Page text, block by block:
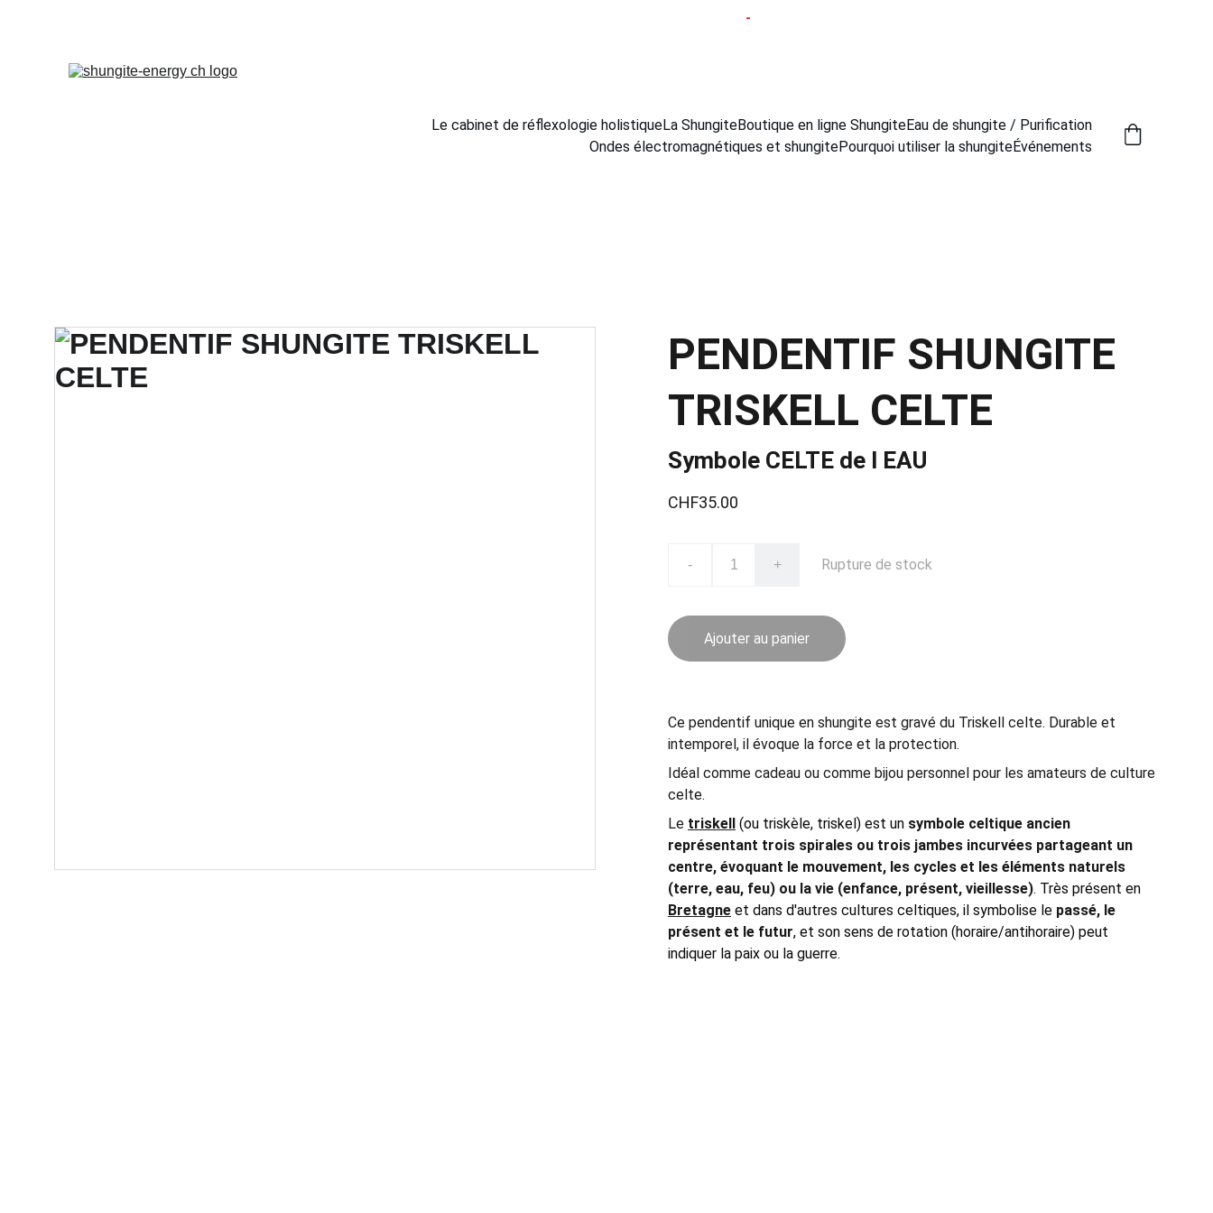
-
Le cabinet de réflexologie holistiqueLa ShungiteBoutique en ligne ShungiteEau de shungite / Purification
Ondes électromagnétiques et shungitePourquoi utiliser la shungiteÉvénements
PENDENTIF SHUNGITE
TRISKELL CELTE
Symbole CELTE de l EAU
CHF35.00
- + Rupture de stock
Ajouter au panier
Ce pendentif unique en shungite est gravé du Triskell celte. Durable et
intemporel, il évoque la force et la protection.
Idéal comme cadeau ou comme bijou personnel pour les amateurs de culture
celte.
Le triskell (ou triskèle, triskel) est un symbole celtique ancien
représentant trois spirales ou trois jambes incurvées partageant un
centre, évoquant le mouvement, les cycles et les éléments naturels
(terre, eau, feu) ou la vie (enfance, présent, vieillesse). Très présent en
Bretagne et dans d'autres cultures celtiques, il symbolise le passé, le
présent et le futur, et son sens de rotation (horaire/antihoraire) peut
indiquer la paix ou la guerre.